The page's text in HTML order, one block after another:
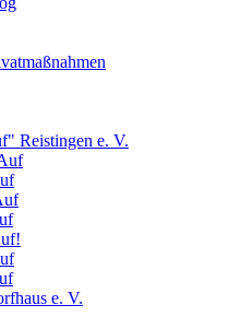
Reistingen e. V.
e. V.